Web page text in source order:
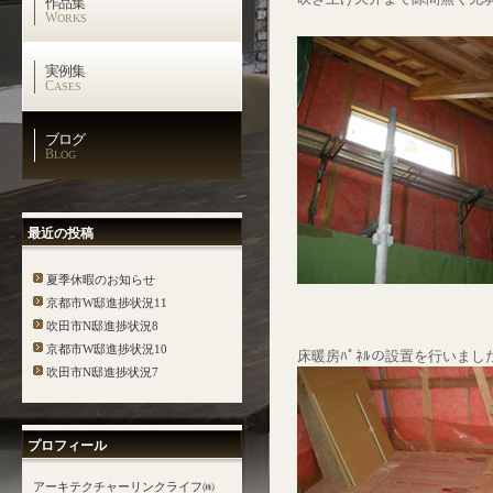
WORKS
実例集
CASES
ブログ
BLOG
最近の投稿
夏季休暇のお知らせ
京都市W邸進捗状況11
吹田市N邸進捗状況8
京都市W邸進捗状況10
吹田市N邸進捗状況7
プロフィール
アーキテクチャーリンクライフ㈱
床暖房ﾊﾟﾈﾙの設置を行いまし